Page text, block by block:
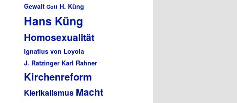
Gewalt Gott H. Küng
Hans Küng
Homosexualität
Ignatius von Loyola
J. Ratzinger Karl Rahner
Kirchenreform
Klerikalismus Macht